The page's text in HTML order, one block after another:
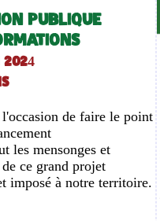
PUBLIQUE
l'occasion de faire le point
les mensonges et
ce grand projet
imposé à notre territoire.